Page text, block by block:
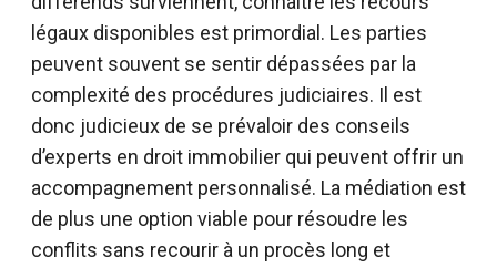
légaux disponibles est primordial. Les parties
peuvent souvent se sentir dépassées par la
complexité des procédures judiciaires. Il est
donc judicieux de se prévaloir des conseils
d’experts en droit immobilier qui peuvent offrir un
accompagnement personnalisé. La médiation est
de plus une option viable pour résoudre les
conflits sans recourir à un procès long et